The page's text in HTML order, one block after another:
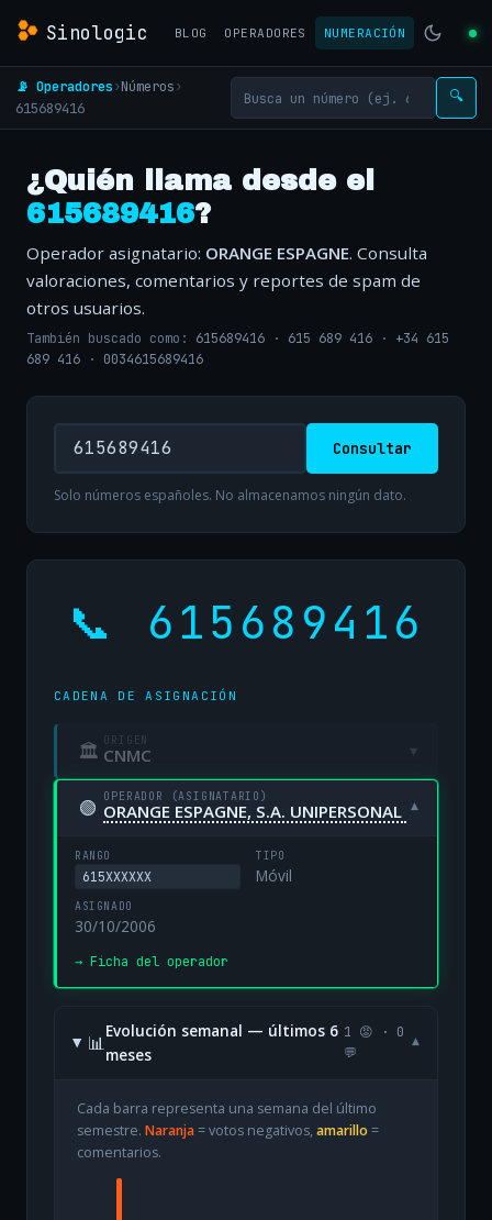
Sinologic BLOG OPERADORES NUMERACIÓN
📡 Operadores›Números›
615689416
🔍
¿Quién llama desde el
615689416?
Operador asignatario: ORANGE ESPAGNE. Consulta
valoraciones, comentarios y reportes de spam de
otros usuarios.
También buscado como: 615689416 · 615 689 416 · +34 615
689 416 · 0034615689416
Consultar
Solo números españoles. No almacenamos ningún dato.
📞 615689416
CADENA DE ASIGNACIÓN
🏛 ORIGEN
CNMC ▾
🟢 OPERADOR (ASIGNATARIO)
ORANGE ESPAGNE, S.A. UNIPERSONAL ▾
RANGO
615XXXXXX
TIPO
Móvil
ASIGNADO
30/10/2006
→ Ficha del operador
📊
Evolución semanal — últimos 6
meses
1 😡 · 0
💬
▾
Cada barra representa una semana del último
semestre. Naranja= votos negativos, amarillo =
comentarios.